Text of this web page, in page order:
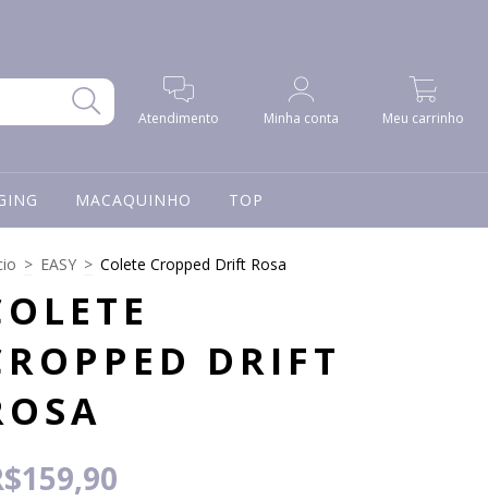
Atendimento Minha conta Meu carrinho
MACAQUINHO TOP
> EASY > Colete Cropped Drift Rosa
DRIFT